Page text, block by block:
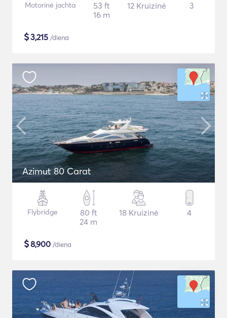
Motorinė jachta
53 ft
16 m
12 Kruizinė 3
$3,215 /diena
Azimut 80 Carat
Flybridge
80 ft
24 m
18 Kruizinė 4
$8,900 /diena